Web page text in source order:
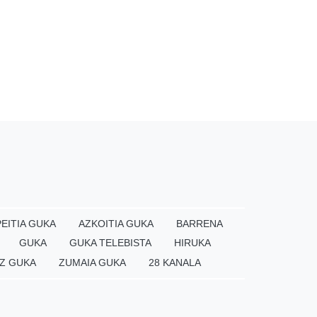
GUKA AZKOITIA GUKA
BARRENA
GUKA
GUKA TELEBISTA
HIRUKA
GUKA
ZUMAIA GUKA 28 KANALA